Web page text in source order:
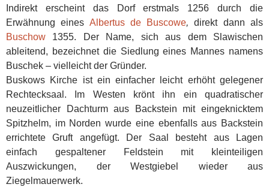
Indirekt erscheint das Dorf erstmals 1256 durch die
Erwähnung eines Albertus de Buscowe, direkt dann als
Buschow 1355. Der Name, sich aus dem Slawischen
ableitend, bezeichnet die Siedlung eines Mannes namens
Buschek – vielleicht der Gründer.
Buskows Kirche ist ein einfacher leicht erhöht gelegener
Rechtecksaal. Im Westen krönt ihn ein quadratischer
neuzeitlicher Dachturm aus Backstein mit eingeknicktem
Spitzhelm, im Norden wurde eine ebenfalls aus Backstein
errichtete Gruft angefügt. Der Saal besteht aus Lagen
einfach gespaltener Feldstein mit kleinteiligen
Auszwickungen, der Westgiebel wieder aus
Ziegelmauerwerk.